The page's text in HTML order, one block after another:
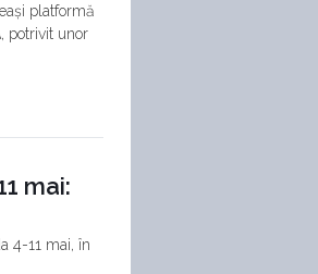
platformă
potrivit unor
mai:
4-11 mai, în